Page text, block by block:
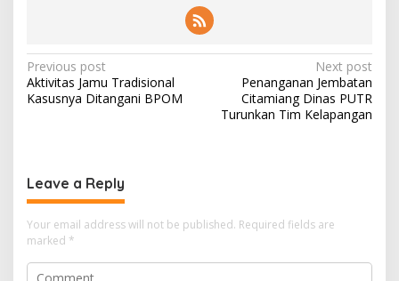
Post
navigation
Previous post
Aktivitas Jamu Tradisional
Kasusnya Ditangani BPOM
Next post
Penanganan Jembatan
Citamiang Dinas PUTR
Turunkan Tim Kelapangan
Leave a Reply
Your email address will not be published. Required fields are
marked *